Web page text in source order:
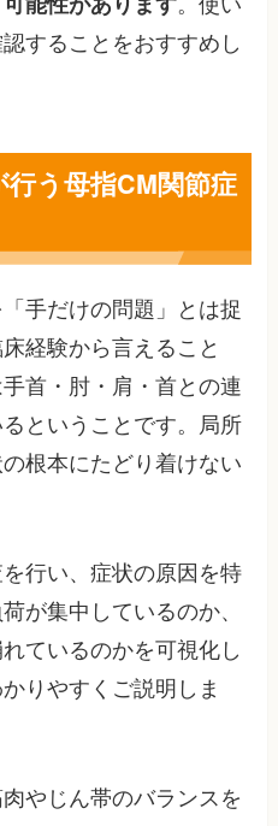
能性があります。使い
することをおすすめし
う母指CM関節症
手だけの問題」とは捉
経験から言えること
首・肘・肩・首との連
ということです。局所
根本にたどり着けない
行い、症状の原因を特
が集中しているのか、
ているのかを可視化し
りやすくご説明しま
やじん帯のバランスを